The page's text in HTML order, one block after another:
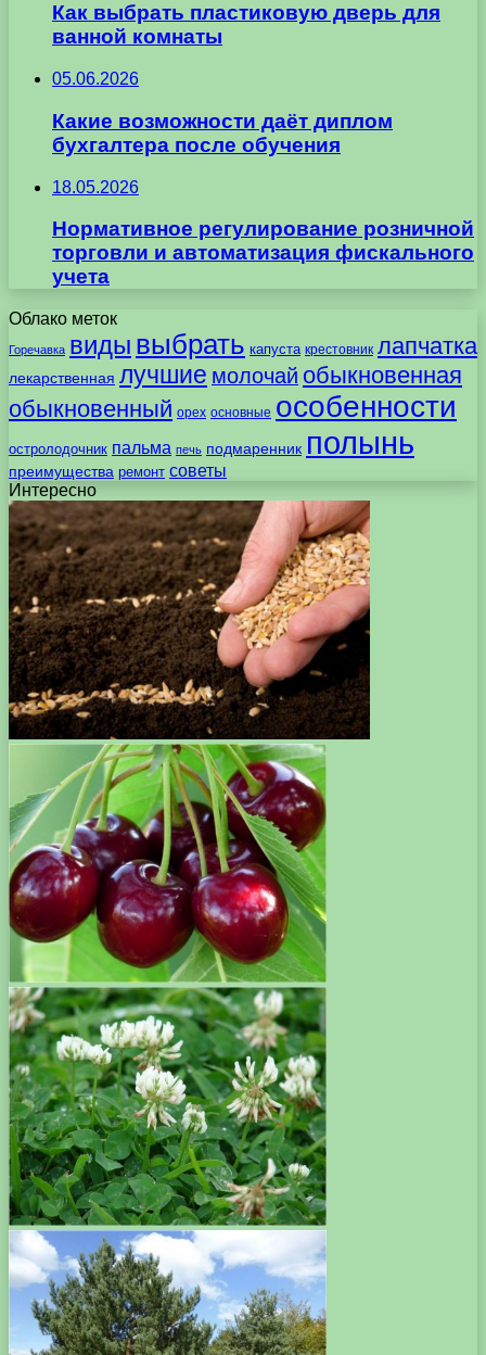
Как выбрать пластиковую дверь для
ванной комнаты
05.06.2026
Какие возможности даёт диплом
бухгалтера после обучения
18.05.2026
Нормативное регулирование розничной
торговли и автоматизация фискального
учета
Облако меток
Горечавка виды выбрать капуста крестовник лапчатка
лекарственная лучшие молочай обыкновенная
обыкновенный орех основные особенности
остролодочник пальма печь подмаренник полынь
преимущества ремонт советы
Интересно